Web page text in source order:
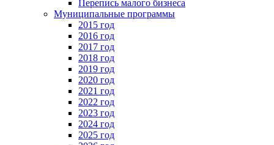
Перепись малого бизнеса
Муниципальные программы
2015 год
2016 год
2017 год
2018 год
2019 год
2020 год
2021 год
2022 год
2023 год
2024 год
2025 год